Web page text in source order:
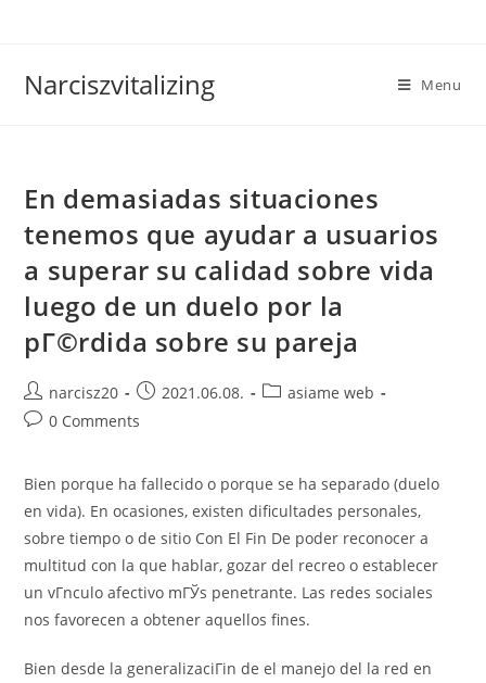
Narciszvitalizing Menu
En demasiadas situaciones
tenemos que ayudar a usuarios
a superar su calidad sobre vida
luego de un duelo por la
pГ©rdida sobre su pareja
Post
author:
narcisz20
Post
published:
2021.06.08.
Postasiame web
Post0 Comments
Bien porque ha fallecido o porque se ha separado (duelo
en vida). En ocasiones, existen dificultades personales,
sobre tiempo o de sitio Con El Fin De poder reconocer a
multitud con la que hablar, gozar del recreo o establecer
un vГ­nculo afectivo mГЎs penetrante. Las redes sociales
nos favorecen a obtener aquellos fines.
Bien desde la generalizaciГіn de el manejo del la red en